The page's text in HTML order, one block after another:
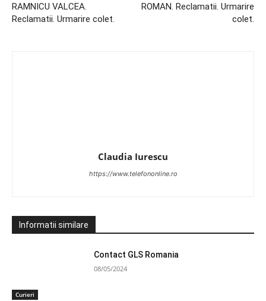
RAMNICU VALCEA.
Reclamatii. Urmarire colet.
ROMAN. Reclamatii. Urmarire
colet.
Claudia Iurescu
https://www.telefononline.ro
Informatii similare
Curieri
Contact GLS Romania
08/05/2024